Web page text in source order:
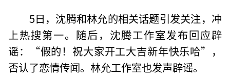
5日，沈腾和林允的相关话题引发关注，冲
上热搜第一。随后，沈腾工作室发布回应辟
谣：“假的！祝大家开工大吉新年快乐哈”，
否认了恋情传闻。林允工作室也发声辟谣。